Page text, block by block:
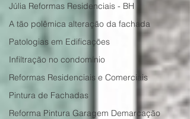
Júlia Reformas Residenciais - BH
A tão polêmica alteração da fachada
Patologias em Edificações
Infiltração no condomínio
Reformas Residenciais e Comerciais
Pintura de Fachadas
Reforma Pintura Garagem Demarcação